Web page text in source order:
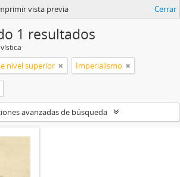
vista previa Cerrar
1 resultados
nivel superior Imperialismo
avanzadas de búsqueda